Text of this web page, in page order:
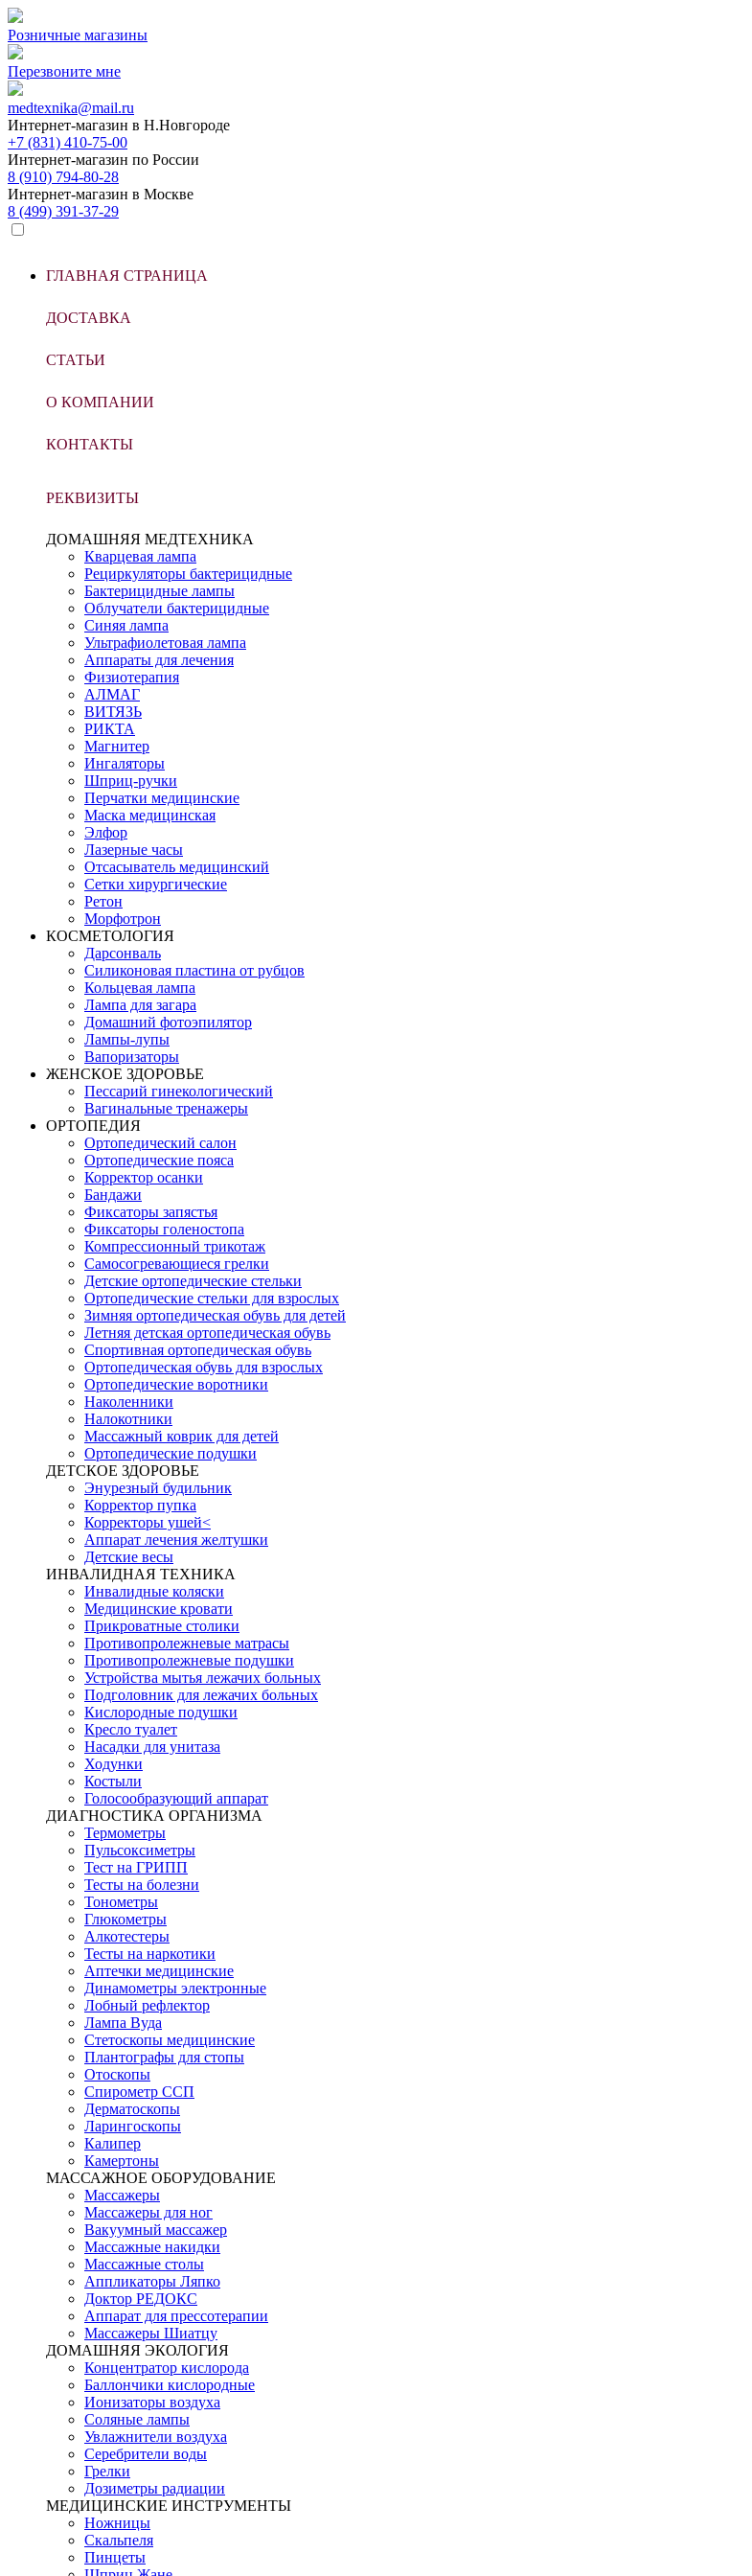
Розничные магазины
Перезвоните мне
medtexnika@mail.ru
Интернет-магазин в Н.Новгороде
+7 (831) 410-75-00
Интернет-магазин по России
8 (910) 794-80-28
Интернет-магазин в Москве
8 (499) 391-37-29
ГЛАВНАЯ СТРАНИЦА
ДОСТАВКА
СТАТЬИ
О КОМПАНИИ
КОНТАКТЫ
РЕКВИЗИТЫ
ДОМАШНЯЯ МЕДТЕХНИКА
Кварцевая лампа
Рециркуляторы бактерицидные
Бактерицидные лампы
Облучатели бактерицидные
Синяя лампа
Ультрафиолетовая лампа
Аппараты для лечения
Физиотерапия
АЛМАГ
ВИТЯЗЬ
РИКТА
Магнитер
Ингаляторы
Шприц-ручки
Перчатки медицинские
Маска медицинская
Элфор
Лазерные часы
Отсасыватель медицинский
Сетки хирургические
Ретон
Морфотрон
КОСМЕТОЛОГИЯ
Дарсонваль
Силиконовая пластина от рубцов
Кольцевая лампа
Лампа для загара
Домашний фотоэпилятор
Лампы-лупы
Вапоризаторы
ЖЕНСКОЕ ЗДОРОВЬЕ
Пессарий гинекологический
Вагинальные тренажеры
ОРТОПЕДИЯ
Ортопедический салон
Ортопедические пояса
Корректор осанки
Бандажи
Фиксаторы запястья
Фиксаторы голеностопа
Компрессионный трикотаж
Самосогревающиеся грелки
Детские ортопедические стельки
Ортопедические стельки для взрослых
Зимняя ортопедическая обувь для детей
Летняя детская ортопедическая обувь
Спортивная ортопедическая обувь
Ортопедическая обувь для взрослых
Ортопедические воротники
Наколенники
Налокотники
Массажный коврик для детей
Ортопедические подушки
ДЕТСКОЕ ЗДОРОВЬЕ
Энурезный будильник
Корректор пупка
Корректоры ушей<
Аппарат лечения желтушки
Детские весы
ИНВАЛИДНАЯ ТЕХНИКА
Инвалидные коляски
Медицинские кровати
Прикроватные столики
Противопролежневые матрасы
Противопролежневые подушки
Устройства мытья лежачих больных
Подголовник для лежачих больных
Кислородные подушки
Кресло туалет
Насадки для унитаза
Ходунки
Костыли
Голосообразующий аппарат
ДИАГНОСТИКА ОРГАНИЗМА
Термометры
Пульсоксиметры
Тест на ГРИПП
Тесты на болезни
Тонометры
Глюкометры
Алкотестеры
Тесты на наркотики
Аптечки медицинские
Динамометры электронные
Лобный рефлектор
Лампа Вуда
Стетоскопы медицинские
Плантографы для стопы
Отоскопы
Спирометр ССП
Дерматоскопы
Ларингоскопы
Калипер
Камертоны
МАССАЖНОЕ ОБОРУДОВАНИЕ
Массажеры
Массажеры для ног
Вакуумный массажер
Массажные накидки
Массажные столы
Аппликаторы Ляпко
Доктор РЕДОКС
Аппарат для прессотерапии
Массажеры Шиатцу
ДОМАШНЯЯ ЭКОЛОГИЯ
Концентратор кислорода
Баллончики кислородные
Ионизаторы воздуха
Соляные лампы
Увлажнители воздуха
Серебрители воды
Грелки
Дозиметры радиации
МЕДИЦИНСКИЕ ИНСТРУМЕНТЫ
Ножницы
Скальпеля
Пинцеты